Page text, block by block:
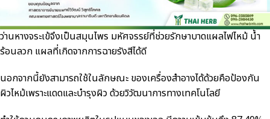
ว่านหางจระเข้จึงเป็นสมุนไพร มหัศจรรย์ที่ช่วยรักษาบาดแผลไฟไหม้ น้ำ
ร้อนลวก แผลที่เกิดจากการฉายรังสีได้ดี
นอกจากนี้ยังสามารถใช้ในลักษณะ ของเครื่องสำอางได้ด้วยคือป้องกัน
ผิวไหม้เพราะแดดและบำรุงผิว ด้วยวิวัฒนาการทางเทคโนโลยี